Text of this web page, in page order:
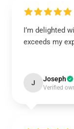
I’m delighted
exceeds my
J Joseph
Verified